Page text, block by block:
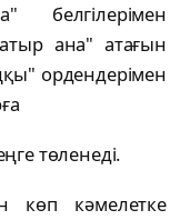
ана" атағын
ордендерімен
төленеді.
көп кәмелетке